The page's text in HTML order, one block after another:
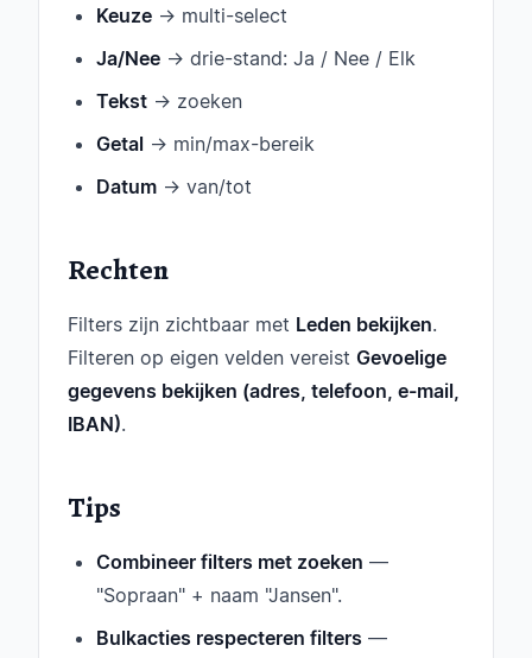
Keuze → multi-select
Ja/Nee → drie-stand: Ja / Nee / Elk
Tekst → zoeken
Getal → min/max-bereik
Datum → van/tot
Rechten
Filters zijn zichtbaar met Leden bekijken.
Filteren op eigen velden vereist Gevoelige
gegevens bekijken (adres, telefoon, e-mail,
IBAN).
Tips
Combineer filters met zoeken —
"Sopraan" + naam "Jansen".
Bulkacties respecteren filters —